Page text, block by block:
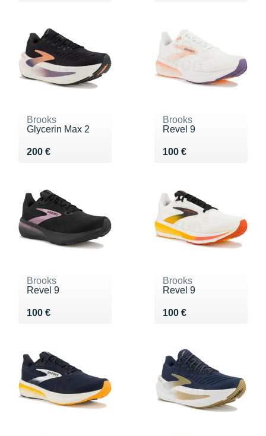
Brooks
Glycerin Max 2
200 €
Vendu 200 €
Brooks
Revel 9
100 €
Vendu 100 €
Brooks
Revel 9
100 €
Vendu 100 €
Brooks
Revel 9
100 €
Vendu 100 €